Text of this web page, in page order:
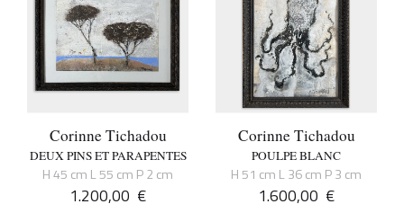
Corinne Tichadou
DEUX PINS ET PARAPENTES
H 45 cm L 55 cm P 2 cm
1.200,00 €
Corinne Tichadou
POULPE BLANC
H 51 cm L 36 cm P 3 cm
1.600,00 €